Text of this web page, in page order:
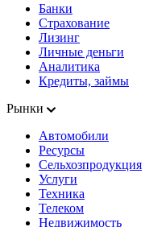
Банки
Страхование
Лизинг
Личные деньги
Аналитика
Кредиты, займы
Рынки
Автомобили
Ресурсы
Сельхозпродукция
Услуги
Техника
Телеком
Недвижимость